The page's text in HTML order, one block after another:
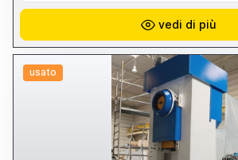
vedi di più
usato